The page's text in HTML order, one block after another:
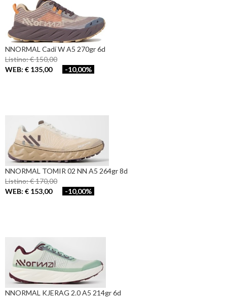
NNORMAL Cadí W A5 270gr 6d
Listino: € 150,00
WEB: € 135,00
-10,00%
NNORMAL TOMIR 02 NN A5 264gr 8d
Listino: € 170,00
WEB: € 153,00
-10,00%
NNORMAL KJERAG 2.0 A5 214gr 6d